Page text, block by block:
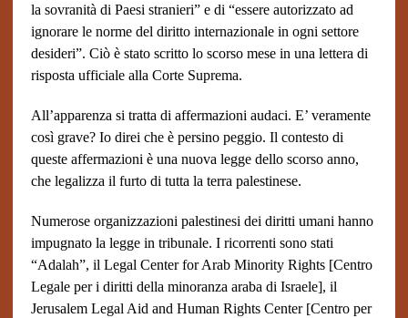
la sovranità di Paesi stranieri” e di “essere autorizzato ad
ignorare le norme del diritto internazionale in ogni settore
desideri”. Ciò è stato scritto lo scorso mese in una lettera di
risposta ufficiale alla Corte Suprema.
All’apparenza si tratta di affermazioni audaci. E’ veramente
così grave? Io direi che è persino peggio. Il contesto di
queste affermazioni è una nuova legge dello scorso anno,
che legalizza il furto di tutta la terra palestinese.
Numerose organizzazioni palestinesi dei diritti umani hanno
impugnato la legge in tribunale. I ricorrenti sono stati
“Adalah”, il Legal Center for Arab Minority Rights [Centro
Legale per i diritti della minoranza araba di Israele], il
Jerusalem Legal Aid and Human Rights Center [Centro per